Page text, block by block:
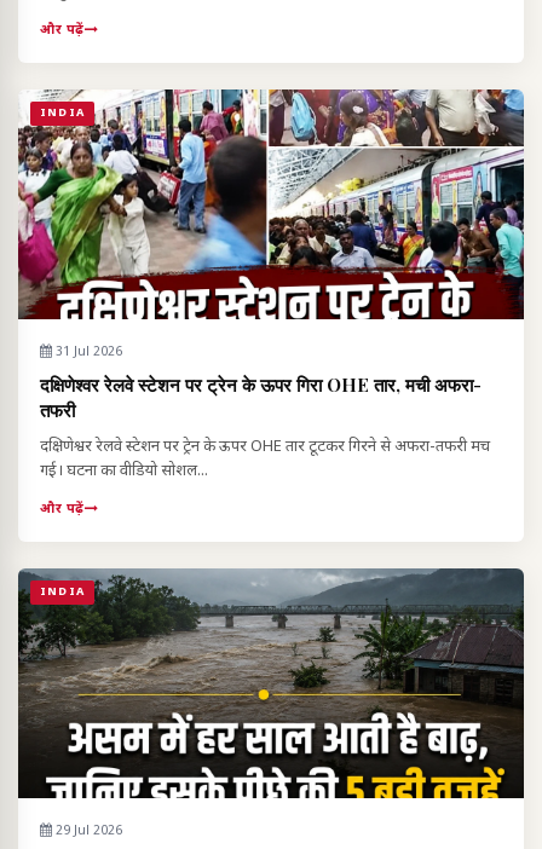
और पढ़ें
INDIA
31 Jul 2026
दक्षिणेश्वर रेलवे स्टेशन पर ट्रेन के ऊपर गिरा OHE तार, मची अफरा-
तफरी
दक्षिणेश्वर रेलवे स्टेशन पर ट्रेन के ऊपर OHE तार टूटकर गिरने से अफरा-तफरी मच
गई। घटना का वीडियो सोशल...
और पढ़ें
INDIA
29 Jul 2026